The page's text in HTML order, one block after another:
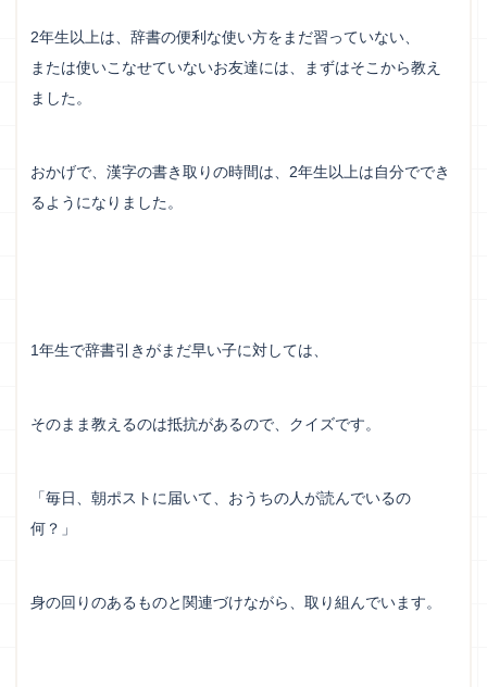
2年生以上は、辞書の便利な使い方をまだ習っていない、
または使いこなせていないお友達には、まずはそこから教え
ました。
おかげで、漢字の書き取りの時間は、2年生以上は自分ででき
るようになりました。
1年生で辞書引きがまだ早い子に対しては、
そのまま教えるのは抵抗があるので、クイズです。
「毎日、朝ポストに届いて、おうちの人が読んでいるの
何？」
身の回りのあるものと関連づけながら、取り組んでいます。